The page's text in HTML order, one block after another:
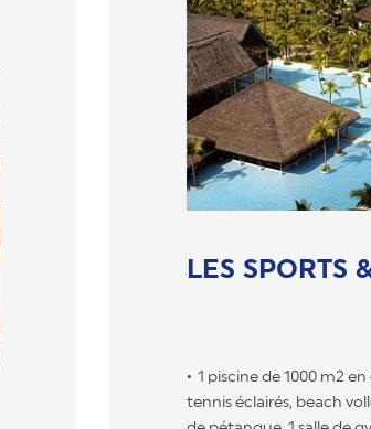
LES SPORTS
1 piscine de 1000 m2
tennis éclairés, beach